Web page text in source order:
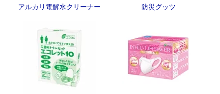
アルカリ電解水クリーナー 防災グッツ